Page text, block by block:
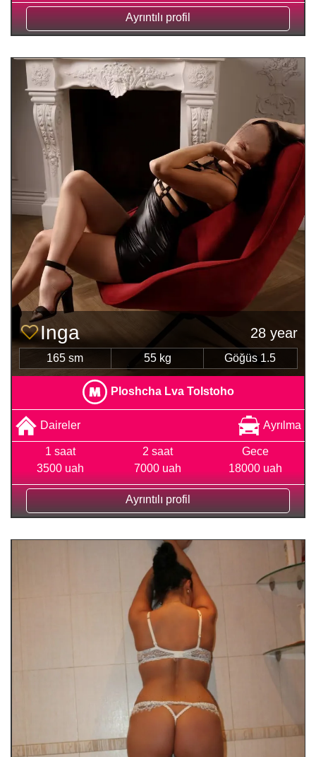
Ayrıntılı profil
Inga 28 year
165 sm 55 kg Göğüs 1.5
Ploshcha Lva Tolstoho
Daireler Ayrılma
1 saat
3500 uah
2 saat
7000 uah
Gece
18000 uah
Ayrıntılı profil